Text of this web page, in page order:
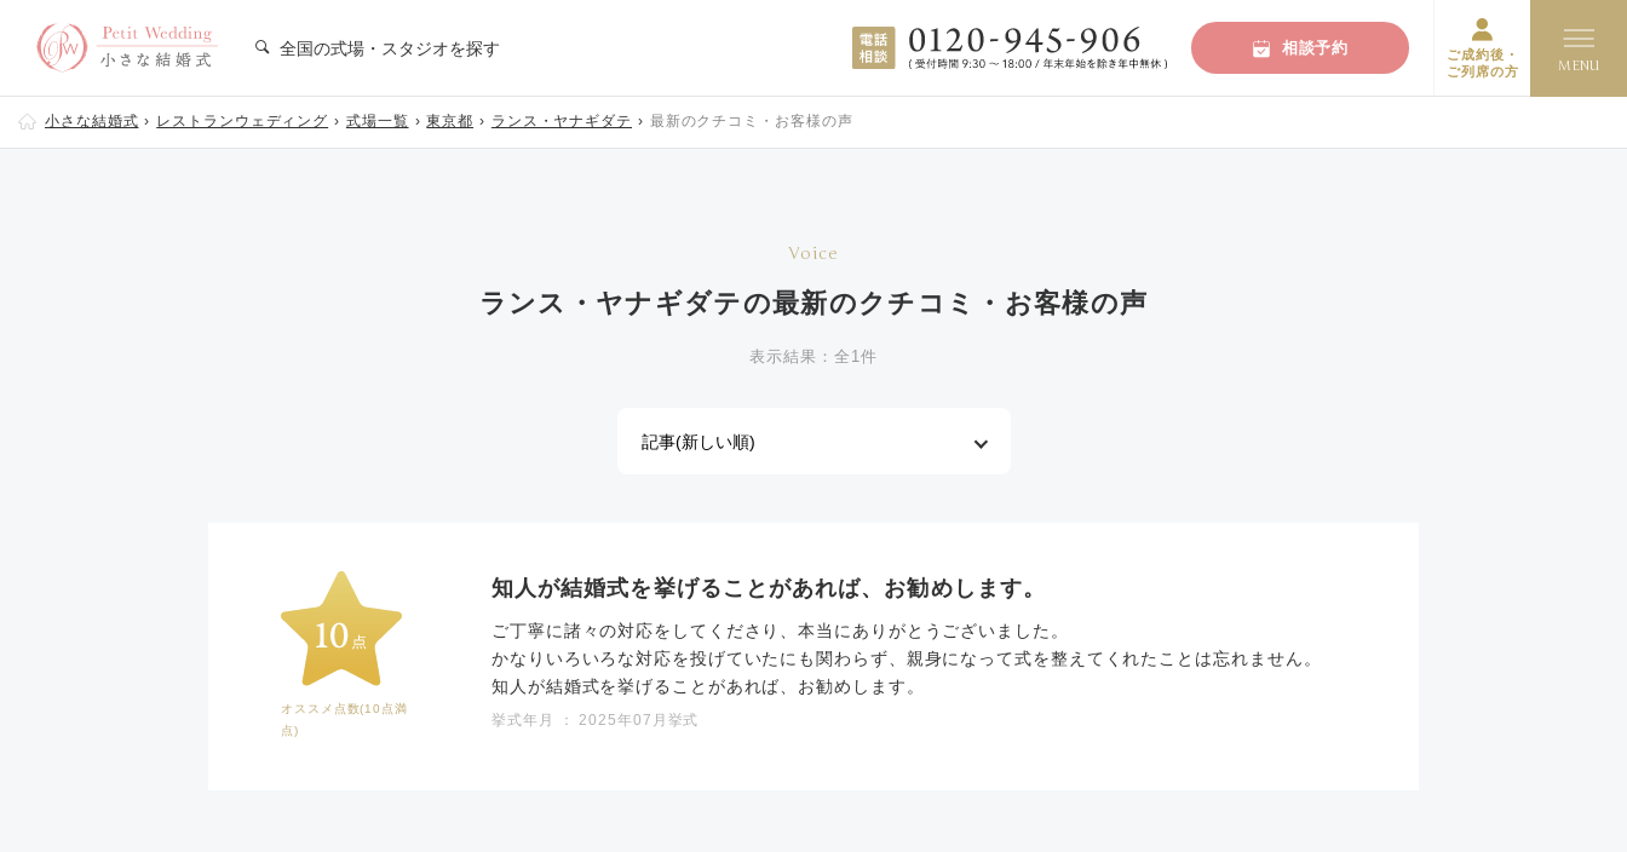
全国の式場・スタジオを探す 相談予約
ご成約後・
ご列席の方
小さな結婚式 レストランウェディング 式場一覧 東京都 ランス・ヤナギダテ 最新のクチコミ・お客様の声
Voice
ランス・ヤナギダテの最新のクチコミ・お客様の声
表示結果：全1件
オススメ点数(10点満
点)
知人が結婚式を挙げることがあれば、お勧めします。
ご丁寧に諸々の対応をしてくださり、本当にありがとうございました。
かなりいろいろな対応を投げていたにも関わらず、親身になって式を整えてくれたことは忘れません。
知人が結婚式を挙げることがあれば、お勧めします。
挙式年月 ： 2025年07月挙式